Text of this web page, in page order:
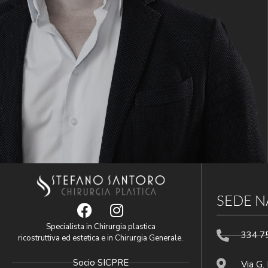
Specialista in Chirurgia plastica
ricostruttiva ed estetica e in Chirurgia Generale.
Socio SICPRE
SEDE
334
Via